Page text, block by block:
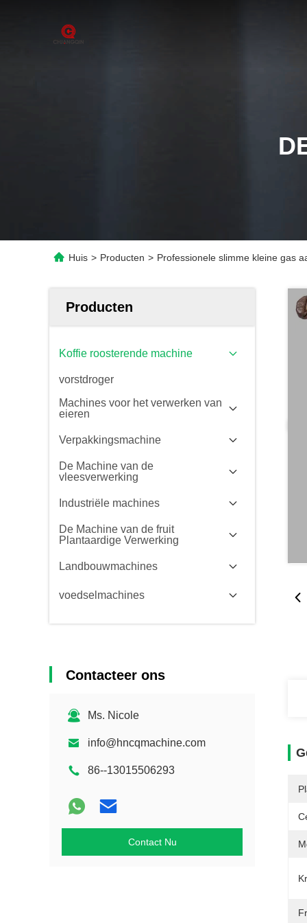
Huis > Producten > Professionele slimme kleine gas
Producten
Koffie roosterende machine
vorstdroger
Machines voor het verwerken van
eieren
Verpakkingsmachine
De Machine van de
vleesverwerking
Industriële machines
De Machine van de fruit
Plantaardige Verwerking
Landbouwmachines
voedselmachines
Contacteer ons
Ms. Nicole
info@hncqmachine.com
86--13015506293
Contact Nu